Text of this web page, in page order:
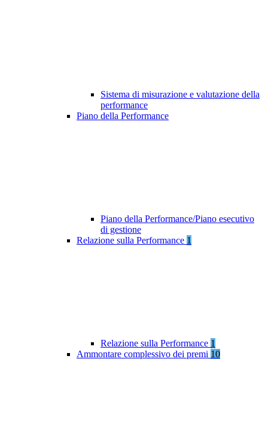
Sistema di misurazione e valutazione della
performance
Piano della Performance
Piano della Performance/Piano esecutivo
di gestione
Relazione sulla Performance 1
Relazione sulla Performance 1
Ammontare complessivo dei premi 10